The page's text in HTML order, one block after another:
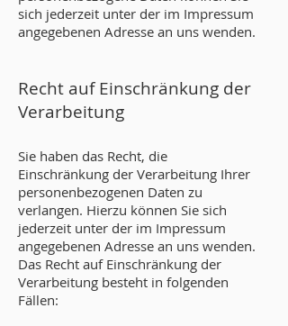
sich jederzeit unter der im Impressum
angegebenen Adresse an uns wenden.
Recht auf Einschränkung der
Verarbeitung
Sie haben das Recht, die
Einschränkung der Verarbeitung Ihrer
personenbezogenen Daten zu
verlangen. Hierzu können Sie sich
jederzeit unter der im Impressum
angegebenen Adresse an uns wenden.
Das Recht auf Einschränkung der
Verarbeitung besteht in folgenden
Fällen: